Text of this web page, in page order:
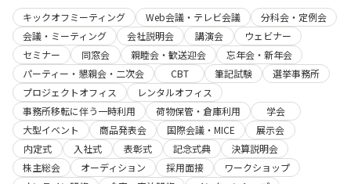
キックオフミーティング
Web会議・テレビ会議
分科会・定例会
会議・ミーティング
会社説明会 講演会
ウェビナー
セミナー
同窓会 親睦会・歓送迎会
忘年会・新年会
パーティー・懇親会・二次会
CBT 筆記試験
選挙事務所
プロジェクトオフィス
レンタルオフィス
事務所移転に伴う一時利用
荷物保管・倉庫利用
学会
大型イベント
商品発表会 国際会議・MICE
展示会
内定式
入社式 表彰式 記念式典
決算説明会
株主総会
オーディション 採用面接
ワークショップ